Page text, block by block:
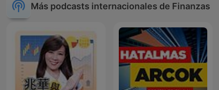
Más podcasts internacionales de Finanzas